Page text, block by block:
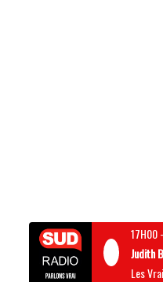
17H00-
Judith
Les